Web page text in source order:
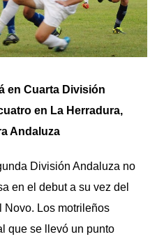
en Cuarta División
en La Herradura,
Andaluza
División Andaluza no
en el debut a su vez del
Novo. Los motrileños
que se llevó un punto